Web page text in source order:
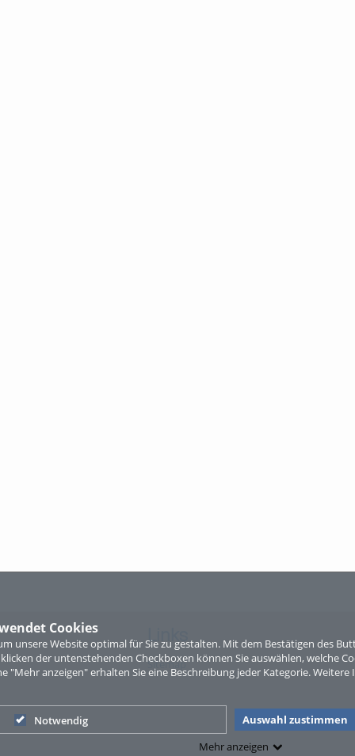
Cookies
unsere Website optimal für Sie zu gestalten. Mit dem Bestätigen des
der untenstehenden Checkboxen können Sie auswählen, welche
"Mehr anzeigen" erhalten Sie eine Beschreibung jeder Kategorie.
Notwendig Auswahl zustimmen
Mehr anzeigen
Links
Sitemap